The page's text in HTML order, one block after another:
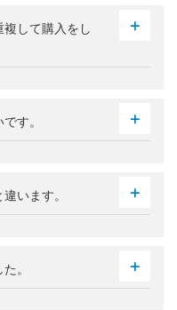
して購入をし
す。
います。
。